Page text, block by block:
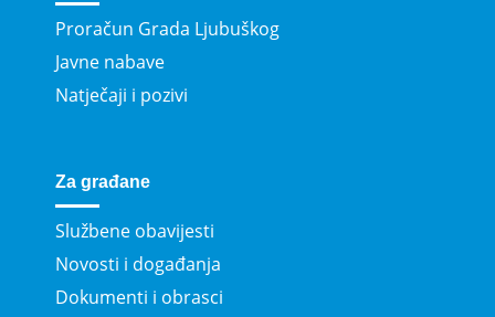
Proračun Grada Ljubuškog
Javne nabave
Natječaji i pozivi
Za građane
Službene obavijesti
Novosti i događanja
Dokumenti i obrasci